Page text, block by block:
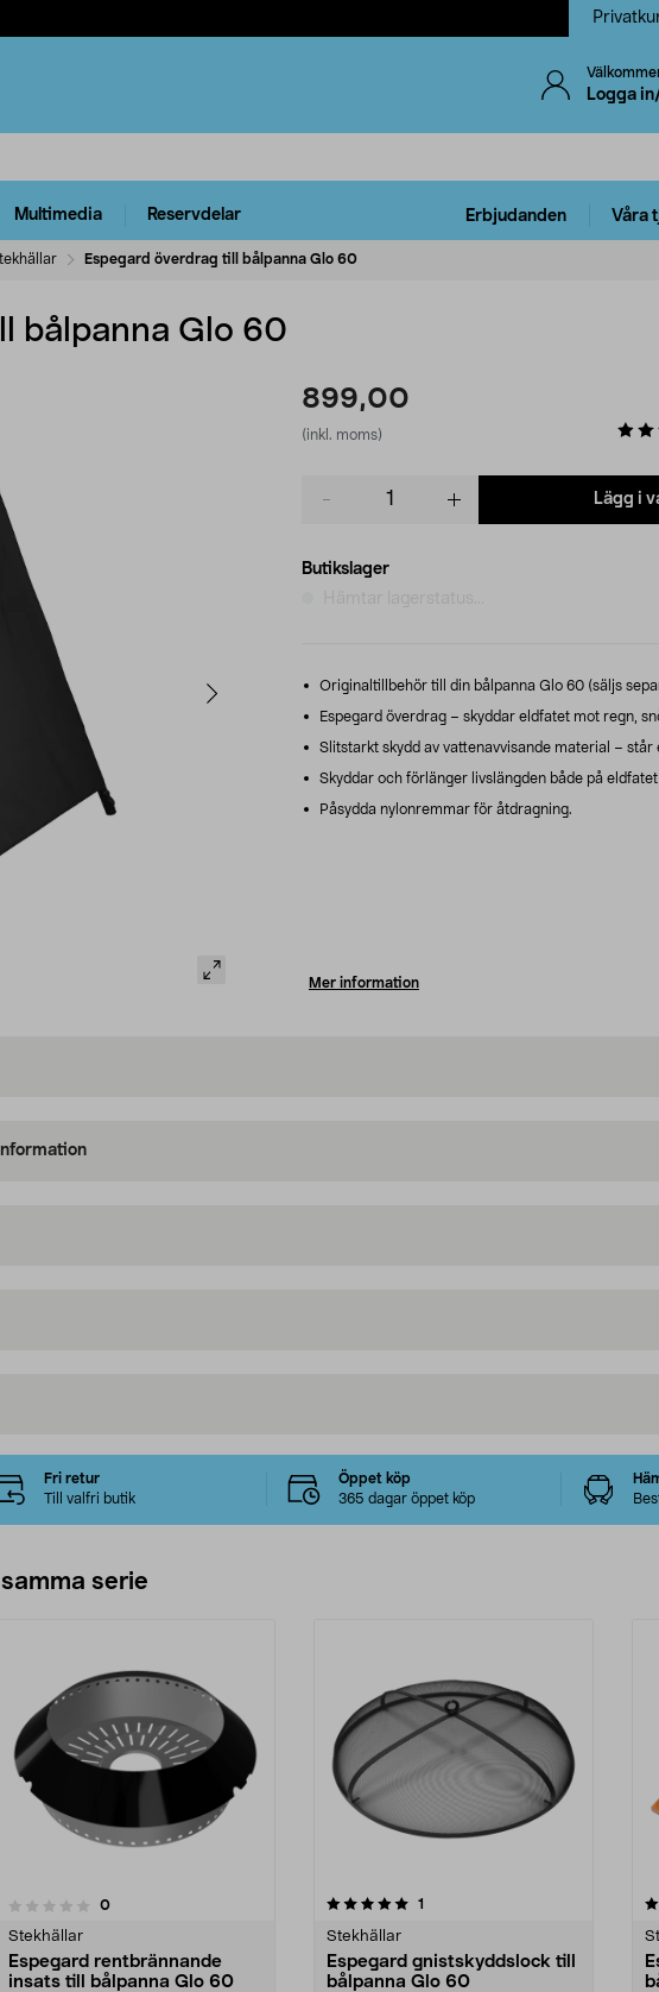
Logga
Multimedia Reservdelar Erbjudanden Våra
Espegard överdrag till bålpanna Glo 60
bålpanna Glo 60
899,00
(inkl. moms)
Lägg i
Butikslager
Originaltillbehör till din bålpanna Glo 60 (säljs
Espegard överdrag – skyddar eldfatet mot regn,
Slitstarkt skydd av vattenavvisande material – står
Skyddar och förlänger livslängden både på
Påsydda nylonremmar för åtdragning.
Mer information
Fri retur
Till valfri butik
Öppet köp
365 dagar öppet köp
serie
0recensioner
Stekhällar
Espegard rentbrännande
insats till bålpanna Glo 60
5.0av 5 stjärnor 1
Stekhällar
Espegard gnistskyddslock till
bålpanna Glo 60
5.0av 5 stjärnor